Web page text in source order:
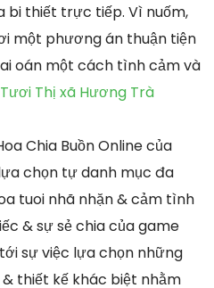
bi thiết trực tiếp. Vì nuốm,
một phương án thuận tiện
oán một cách tình cảm và
Thị xã Hương Trà
Chia Buồn Online của
chọn tự danh mục đa
tuoi nhã nhặn & cảm tình
& sự sẻ chia của game
sự việc lựa chọn những
thiết kế khác biệt nhằm